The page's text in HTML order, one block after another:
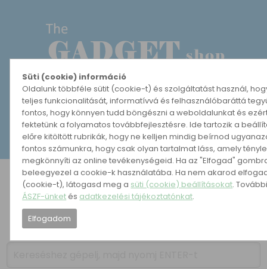
Süti (cookie) információ
Oldalunk többféle sütit (cookie-t) és szolgáltatást használ,
teljes funkcionalitását, informatívvá és felhasználóbaráttá
fontos, hogy könnyen tudd böngészni a weboldalunkat és
fektetünk a folyamatos továbbfejlesztésre. Ide tartozik a
előre kitöltött rubrikák, hogy ne kelljen mindig beírnod
fontos számunkra, hogy csak olyan tartalmat láss, amely
megkönnyíti az online tevékenységeid. Ha az "Elfogad"
beleegyezel a cookie-k használatába. Ha nem akarod
(cookie-t), látogasd meg a süti (cookie) beállításokat.
ÁSZF-ünketés adatkezelési tájékoztatónkat.
Elfogadom
MENÜ MEGNYITÁSA
REGISZTRÁCIÓ BELÉPÉS
KATEGÓRIÁK HETI AJÁNLAT
ÚJDONSÁGOK NÉPSZERŰ